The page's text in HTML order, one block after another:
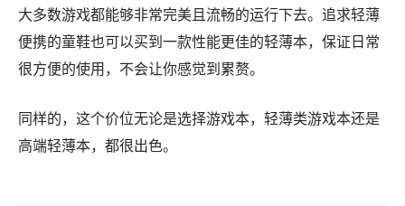
大多数游戏都能够非常完美且流畅的运行下去。追求轻薄
便携的童鞋也可以买到一款性能更佳的轻薄本，保证日常
很方便的使用，不会让你感觉到累赘。
同样的，这个价位无论是选择游戏本，轻薄类游戏本还是
高端轻薄本，都很出色。